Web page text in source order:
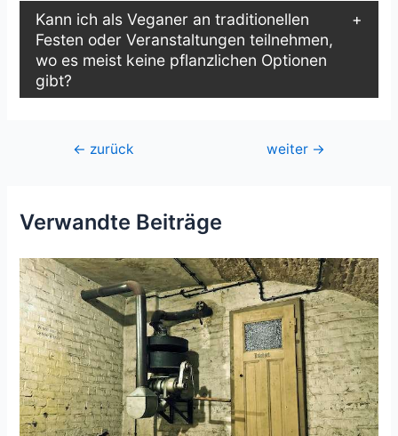
Kann ich als Veganer an traditionellen
Festen oder Veranstaltungen teilnehmen,
wo es meist keine pflanzlichen Optionen
gibt?
Beitragsnavigation
← zurück weiter →
Verwandte Beiträge